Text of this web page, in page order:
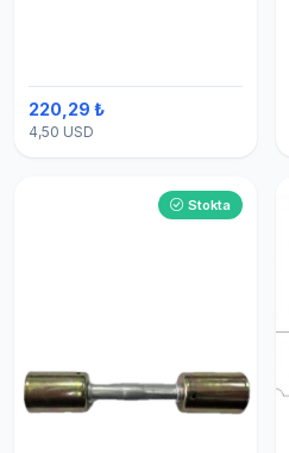
220,29 ₺
4,50 USD
Stokta